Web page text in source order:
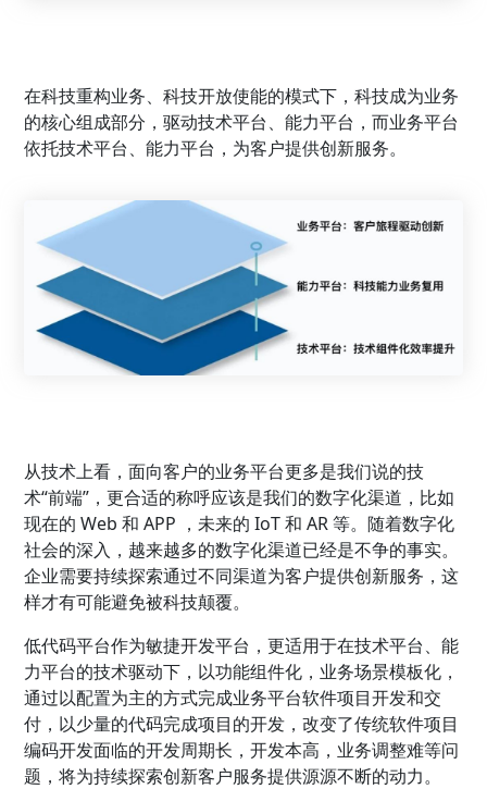
在科技重构业务、科技开放使能的模式下，科技成为业务
的核心组成部分，驱动技术平台、能力平台，而业务平台
依托技术平台、能力平台，为客户提供创新服务。
从技术上看，面向客户的业务平台更多是我们说的技
术“前端”，更合适的称呼应该是我们的数字化渠道，比如
现在的 Web 和 APP ，未来的 IoT 和 AR 等。随着数字化
社会的深入，越来越多的数字化渠道已经是不争的事实。
企业需要持续探索通过不同渠道为客户提供创新服务，这
样才有可能避免被科技颠覆。
低代码平台作为敏捷开发平台，更适用于在技术平台、能
力平台的技术驱动下，以功能组件化，业务场景模板化，
通过以配置为主的方式完成业务平台软件项目开发和交
付，以少量的代码完成项目的开发，改变了传统软件项目
编码开发面临的开发周期长，开发本高，业务调整难等问
题，将为持续探索创新客户服务提供源源不断的动力。